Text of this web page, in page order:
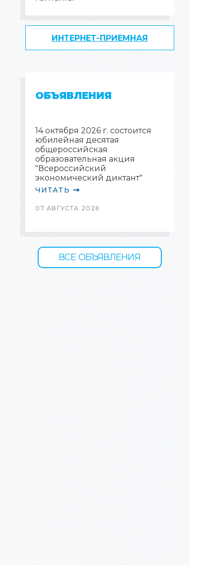
ИНТЕРНЕТ-ПРИЕМНАЯ
ОБЪЯВЛЕНИЯ
14 октября 2026 г. состоится
юбилейная десятая
общероссийская
образовательная акция
"Всероссийский
экономический диктант"
ЧИТАТЬ
07 АВГУСТА 2026
ВСЕ ОБЪЯВЛЕНИЯ